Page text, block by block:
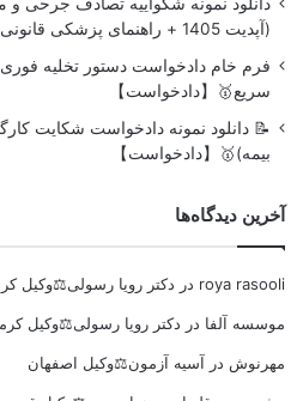
(آپدیت 1405 + راهنمای پزشکی قانونی)
فرم خام دادخواست دستور تخلیه
سریع🥇【دادخواست】
📝 دانلود نمونه دادخواست شکایت
بیمه)🥇【دادخواست】
آخرین دیدگاه‌ها
roya rasooli در دکتر رویا رسولی⚖️وکیل
موسسه آلفا در دکتر رویا رسولی⚖️وکیل
مهرنوش در آسیه آزمون⚖️وکیل اصفهان